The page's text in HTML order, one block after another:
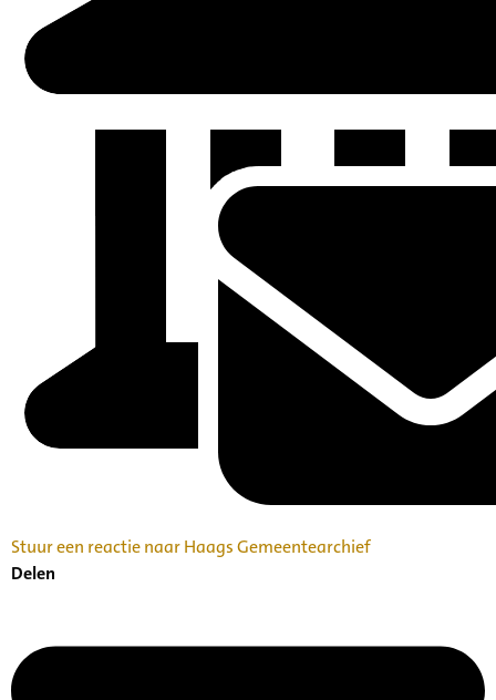
Stuur een reactie naar Haags Gemeentearchief
Delen